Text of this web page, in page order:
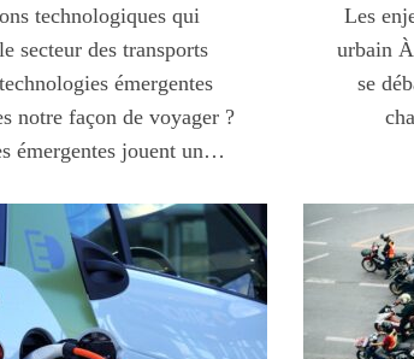
technologiques qui
secteur des transports
émergentes
notre façon de voyager ?
émergentes jouent un…
Les
urbain
se